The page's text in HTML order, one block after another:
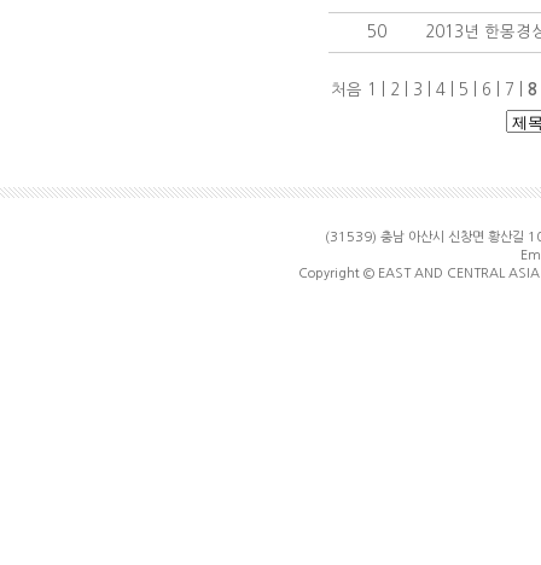
50 2013년 한몽경
처음 1 2 3 4 5 6 7 8
(31539) 충남 아산시 신창면 황산
Copyright © EAST AND CENTRAL